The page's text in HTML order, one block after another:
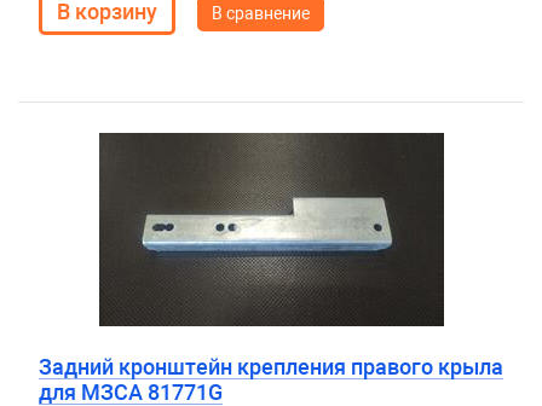
В сравнение
Задний кронштейн крепления правого крыла
для МЗСА 81771G